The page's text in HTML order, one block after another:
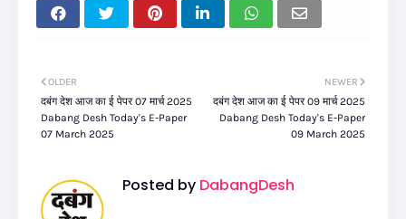
NEWER
दबंग देश आज का ई पेपर 09 मार्च 2025
Dabang Desh Today's E-Paper
09 March 2025
OLDER
दबंग देश आज का ई पेपर 07 मार्च 2025
Dabang Desh Today's E-Paper
07 March 2025
Posted by DabangDesh